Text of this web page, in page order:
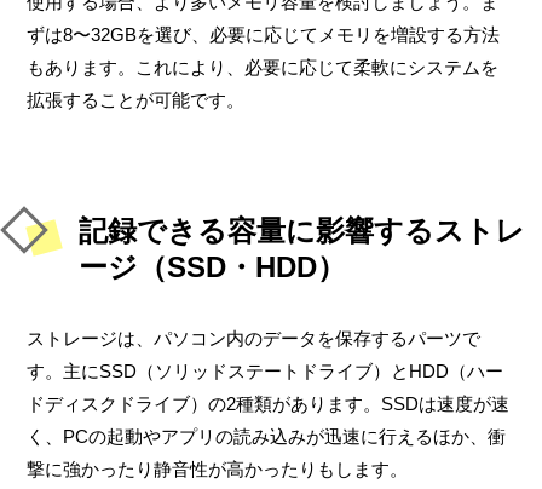
ずは8〜32GBを選び、必要に応じてメモリを増設する方法
もあります。これにより、必要に応じて柔軟にシステムを
拡張することが可能です。
記録できる容量に影響するストレ
ージ（SSD・HDD）
ストレージは、パソコン内のデータを保存するパーツで
す。主にSSD（ソリッドステートドライブ）とHDD（ハー
ドディスクドライブ）の2種類があります。SSDは速度が速
く、PCの起動やアプリの読み込みが迅速に行えるほか、衝
撃に強かったり静音性が高かったりもします。